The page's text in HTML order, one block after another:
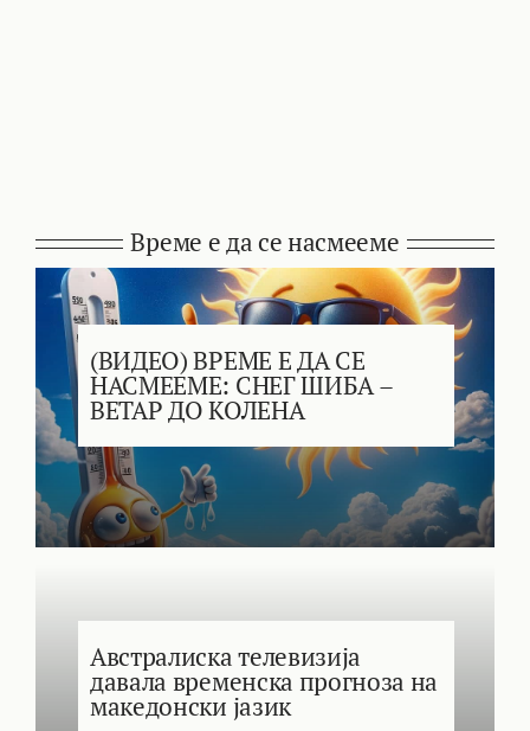
Време е да се насмееме
(ВИДЕО) ВРЕМЕ Е ДА СЕ
НАСМЕЕМЕ: СНЕГ ШИБА –
ВЕТАР ДО КОЛЕНА
Австралиска телевизија
давала временска прогноза на
македонски јазик